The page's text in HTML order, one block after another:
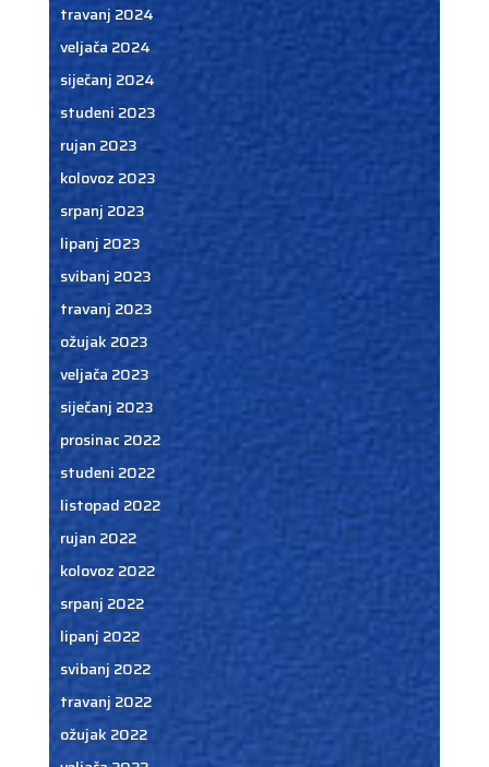
travanj 2024
veljača 2024
siječanj 2024
studeni 2023
rujan 2023
kolovoz 2023
srpanj 2023
lipanj 2023
svibanj 2023
travanj 2023
ožujak 2023
veljača 2023
siječanj 2023
prosinac 2022
studeni 2022
listopad 2022
rujan 2022
kolovoz 2022
srpanj 2022
lipanj 2022
svibanj 2022
travanj 2022
ožujak 2022